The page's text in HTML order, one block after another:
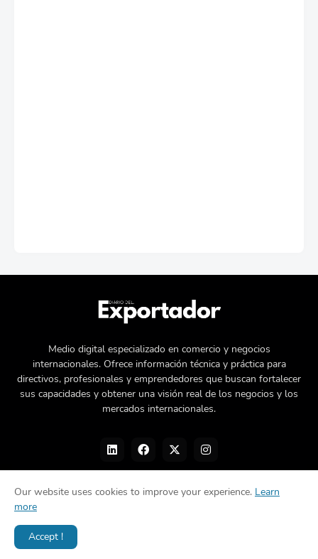
Medio digital especializado en comercio y negocios
internacionales. Ofrece información técnica y práctica para
directivos, profesionales y emprendedores que buscan fortalecer
sus capacidades y obtener una visión real de los negocios y los
mercados internacionales.
Diseñado por -
Our website uses cookies to improve your experience. Learn
more
Accept !